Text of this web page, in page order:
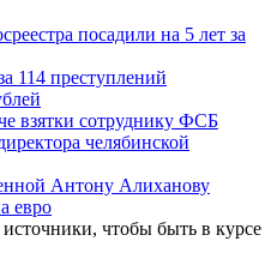
посадили на 5 лет за
114 преступлений
взятки сотруднику ФСБ
челябинской
Антону Алиханову
евро
чтобы быть в курсе